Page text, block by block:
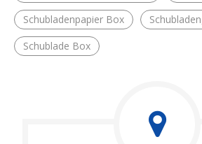
Schubladenpapier Box
Schublade Box